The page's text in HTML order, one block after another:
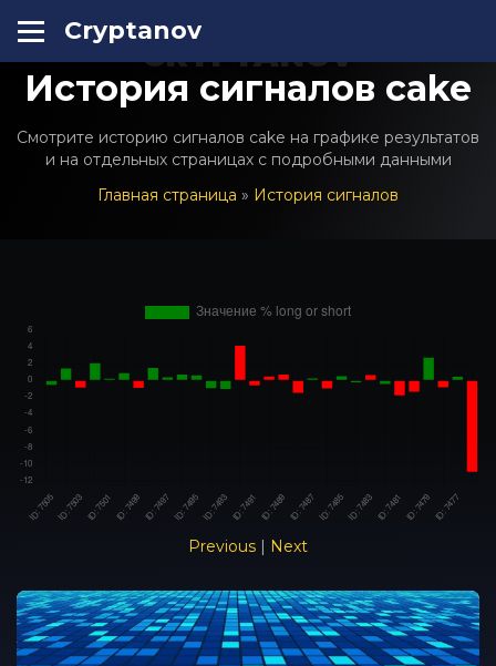
Cryptanov
CRYPTANOV
История сигналов cake
Смотрите историю сигналов cake на графике результатов
и на отдельных страницах с подробными данными
Главная страница » История сигналов
Previous | Next